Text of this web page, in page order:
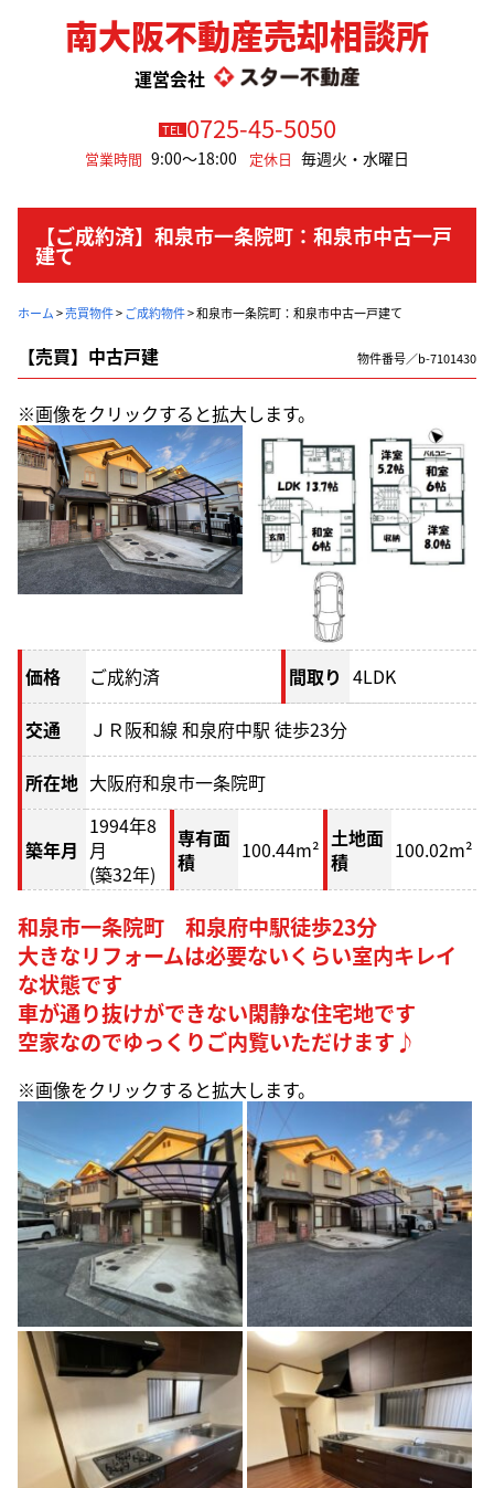
南大阪不動産売却相談所
運営会社
TEL0725-45-5050
営業時間 9:00～18:00 定休日 毎週火・水曜日
【ご成約済】和泉市一条院町：和泉市中古一戸
建て
ホーム>売買物件>ご成約物件>和泉市一条院町：和泉市中古一戸建て
【売買】中古戸建 物件番号／b-7101430
※画像をクリックすると拡大します。
価格 ご成約済 間取り 4LDK
交通
ＪＲ阪和線 和泉府中駅 徒歩23分
所在地 大阪府和泉市一条院町
築年月
1994年8
月
(築32年)
専有面
積
100.44m² 土地面
積
100.02m²
和泉市一条院町 和泉府中駅徒歩23分
大きなリフォームは必要ないくらい室内キレイ
な状態です
車が通り抜けができない閑静な住宅地です
空家なのでゆっくりご内覧いただけます♪
※画像をクリックすると拡大します。